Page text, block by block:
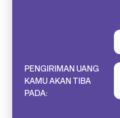
PENGIRIMAN UANG
KAMU AKAN TIBA
PADA: